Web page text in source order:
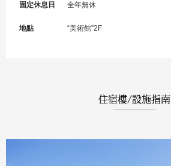
固定休息日 全年無休
地點 “美術館”2F
住宿樓/設施指南